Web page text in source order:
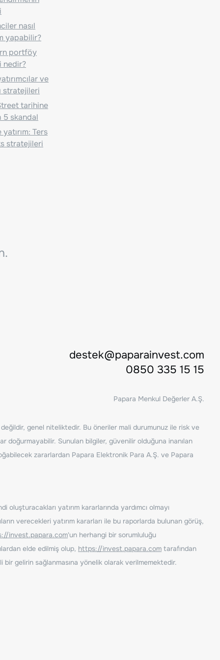
nasıl
yapabilir?
portföy
nedir?
ve
stratejileri
tarihine
5 skandal
Ters
stratejileri
destek@paparainvest.com
0850 335 15 15
Papara Menkul Değerler A.Ş.
değildir, genel niteliktedir. Bu öneriler mali durumunuz ile risk ve
doğurmayabilir. Sunulan bilgiler, güvenilir olduğuna inanılan
zararlardan Papara Elektronik Para A.Ş. ve Papara
yatırım kararlarında yardımcı olmayı
verecekleri yatırım kararları ile bu raporlarda bulunan görüş,
invest.papara.com'un herhangi bir sorumluluğu
elde edilmiş olup, https://invest.papara.com tarafından
bir gelirin sağlanmasına yönelik olarak verilmemektedir.